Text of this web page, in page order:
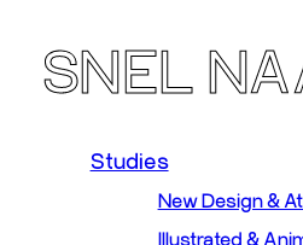
SNEL
Studies
New Design &
Illustrated &